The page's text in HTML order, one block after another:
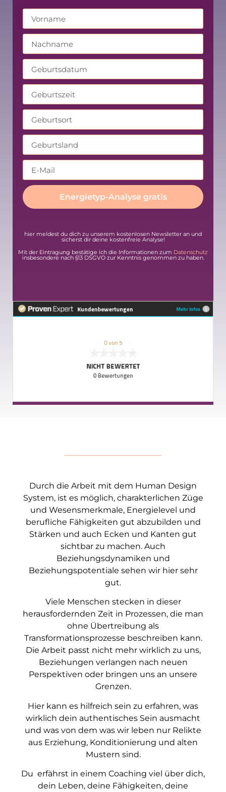
Energietyp-Analyse gratis
hier meldest du dich zu unserem kostenlosen Newsletter an und
sicherst dir deine kostenfreie Analyse!
Mit der Eintragung bestätige ich die Informationen zum Datenschutz
insbesondere nach §13 DSGVO zur Kenntnis genommen zu haben.
Durch die Arbeit mit dem Human Design
System, ist es möglich, charakterlichen Züge
und Wesensmerkmale, Energielevel und
berufliche Fähigkeiten gut abzubilden und
Stärken und auch Ecken und Kanten gut
sichtbar zu machen. Auch
Beziehungsdynamiken und
Beziehungspotentiale sehen wir hier sehr
gut.
Viele Menschen stecken in dieser
herausfordernden Zeit in Prozessen, die man
ohne Übertreibung als
Transformationsprozesse beschreiben kann.
Die Arbeit passt nicht mehr wirklich zu uns,
Beziehungen verlangen nach neuen
Perspektiven oder bringen uns an unsere
Grenzen.
Hier kann es hilfreich sein zu erfahren, was
wirklich dein authentisches Sein ausmacht
und was von dem was wir leben nur Relikte
aus Erziehung, Konditionierung und alten
Mustern sind.
Du erfährst in einem Coaching viel über dich,
dein Leben, deine Fähigkeiten, deine